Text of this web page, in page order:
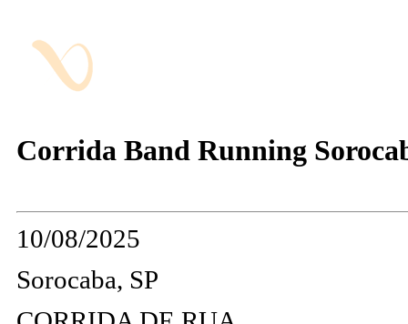
Corrida Band Running
10/08/2025
Sorocaba, SP